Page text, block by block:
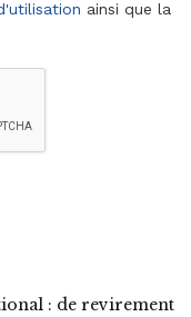
ainsi que la
: de revirement